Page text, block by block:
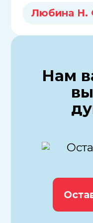
чувствовала
потребуется
Любина Н.
Нам